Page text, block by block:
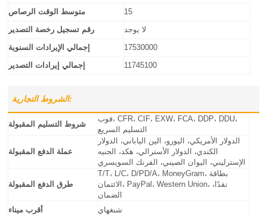
متوسط الوقت الرصاص
15
رقم تسجيل رخصة التصدير
لا يوجد
إجمالي الإيرادات السنوية
17530000
إجمالي إيرادات التصدير
11745100
الشروط التجارية:
شروط التسليم المقبولة
فوب، CFR، CIF، EXW، FCA، DDP، DDU،
التسليم السريع
عملة الدفع المقبولة
الدولار الأمريكي، اليورو، الين الياباني، الدولار
الكندي، الدولار الأسترالي، هكد، الجنيه
الإسترليني، اليوان الصيني، الفرنك السويسري
طرق الدفع المقبولة
T/T، L/C، D/PD/A، MoneyGram، بطاقة
الائتمان، PayPal، Western Union، نقدًا،
الضمان
أقرب ميناء
شنغهاي